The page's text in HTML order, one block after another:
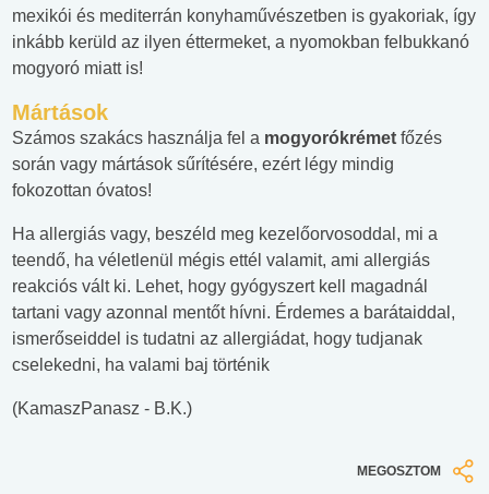
mexikói és mediterrán konyhaművészetben is gyakoriak, így
inkább kerüld az ilyen éttermeket, a nyomokban felbukkanó
mogyoró miatt is!
Mártások
Számos szakács használja fel a mogyorókrémet főzés
során vagy mártások sűrítésére, ezért légy mindig
fokozottan óvatos!
Ha allergiás vagy, beszéld meg kezelőorvosoddal, mi a
teendő, ha véletlenül mégis ettél valamit, ami allergiás
reakciós vált ki. Lehet, hogy gyógyszert kell magadnál
tartani vagy azonnal mentőt hívni. Érdemes a barátaiddal,
ismerőseiddel is tudatni az allergiádat, hogy tudjanak
cselekedni, ha valami baj történik
(KamaszPanasz - B.K.)
MEGOSZTOM